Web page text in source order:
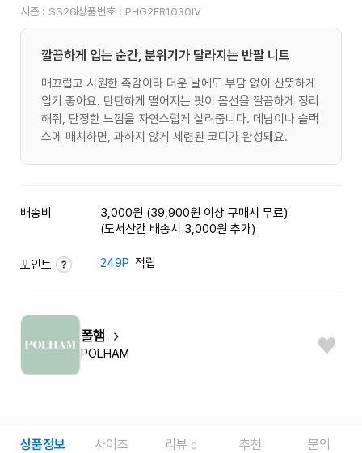
시즌 : SS26상품번호 : PHG2ER1030IV
깔끔하게 입는 순간, 분위기가 달라지는 반팔 니트
매끄럽고 시원한 촉감이라 더운 날에도 부담 없이 산뜻하게
입기 좋아요. 탄탄하게 떨어지는 핏이 몸선을 깔끔하게 정리
해줘, 단정한 느낌을 자연스럽게 살려줍니다. 데님이나 슬랙
스에 매치하면, 과하지 않게 세련된 코디가 완성돼요.
배송비
3,000원 (39,900원 이상 구매시 무료)
(도서산간 배송시 3,000원 추가)
포인트 249P 적립
폴햄
POLHAM
상품정보 사이즈 리뷰 0 추천 문의